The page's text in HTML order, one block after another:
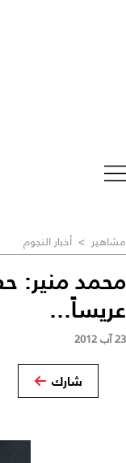
مشاهير > أخبار النجوم
عريساً...
23 آب 2012
شارك